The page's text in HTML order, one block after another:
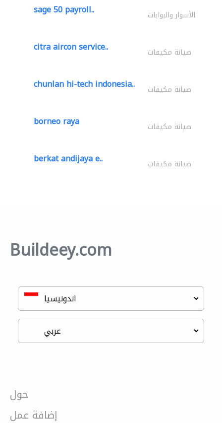
sage 50 payroll.. الأسوار والبوابات
citra aircon service.. صيانة مكيفات
chunlan hi-tech indonesia.. صيانة مكيفات
borneo raya صيانة مكيفات
berkat andijaya e.. صيانة مكيفات
Buildeey.com
حول
إضافة عمل